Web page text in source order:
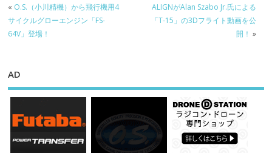
« O.S.（小川精機）から飛行機用4
サイクルグローエンジン「FS-
64V」登場！
ALIGNがAlan Szabo Jr.氏による
「T-15」の3Dフライト動画を公
開！ »
AD